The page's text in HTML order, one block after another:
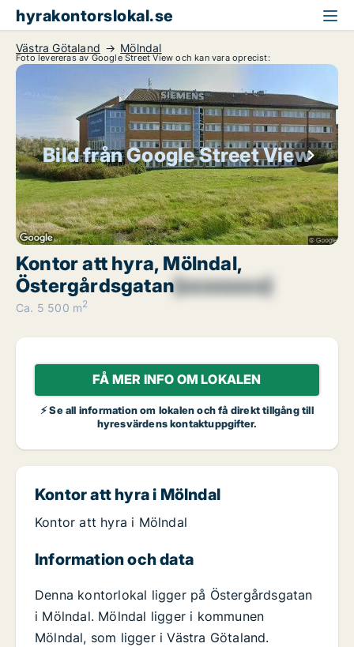
hyrakontorslokal.se
Västra Götaland Mölndal
Foto levereras av Google Street View och kan vara oprecist:
Bild från Google Street View
Kontor att hyra, Mölndal,
Östergårdsgatan[xxxxxxxx]
Ca. 5 500 m2
FÅ MER INFO OM LOKALEN
⚡ Se all information om lokalen och få direkt tillgång till
hyresvärdens kontaktuppgifter.
Kontor att hyra i Mölndal
Kontor att hyra i Mölndal
Information och data
Denna kontorlokal ligger på Östergårdsgatan
i Mölndal. Mölndal ligger i kommunen
Mölndal, som ligger i Västra Götaland.